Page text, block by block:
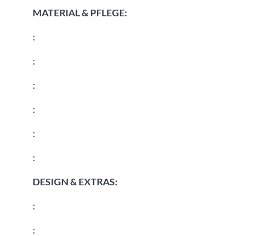
MATERIAL & PFLEGE:
:
:
:
:
:
:
DESIGN & EXTRAS:
:
: